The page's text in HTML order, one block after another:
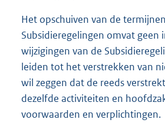
Het opschuiven van de
Subsidieregelingen omvat geen
wijzigingen van de
leiden tot het verstrekken van
wil zeggen dat de reeds
dezelfde activiteiten en
voorwaarden en verplichtingen.